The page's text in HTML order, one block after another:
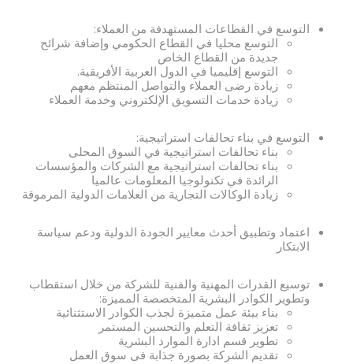
التوسع في القطاعات المستهدفة من العملاء:
التوسع محليا في القطاع الحكومي وإضافة شرائح
جديدة من القطاع الخاص
التوسع إقليميا في الدول العربية الأفريقية.
زيادة رضى العملاء والتواصل المنتظم معهم
زيادة خدمات التسويق الإلكتروني وخدمة العملاء
التوسع في بناء تحالفات استراتيجية:
بناء تحالفات استراتيجية في السوق المحلى
بناء تحالفات استراتيجية مع الشركات والمؤسسات
الرائدة في تكنولوجيا المعلومات عالميا
زيادة الوكالات التجارية من العلامات الدولية المرموقة
اعتماد وتطبيق أحدث معايير الجودة الدولية ودعم سياسة
الابتكار
توسيع القدرات المهنية والفنية للشركة من خلال استقطاب
وتطوير الكوادر البشرية المتخصصة المميزة:
بناء بيئة عمل متميزة لجذب الكوادر الاستثنائية
تعزيز ثقافة التعلم والتحسين المستمر
تطوير قسم ادارة الموارد البشرية
تقديم الشركة بصورة جذابة فى سوق العمل